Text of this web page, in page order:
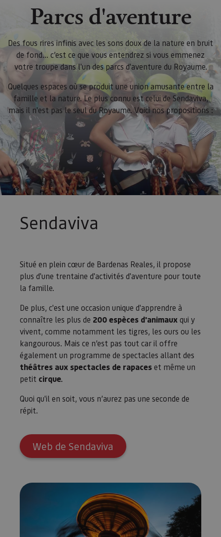
Parcs d'aventure
Des fous rires infinis avec les sons doux de la nature en bruit
de fond… c’est ce que vous entendrez si vous emmenez
votre troupe dans l'un des parcs d'aventure du Royaume.
Quelques espaces où se produit une union amusante entre la
famille et la nature. Le plus connu est celui de Sendaviva,
mais il n'est pas le seul du Royaume. Voici nos propositions :
Sendaviva
Situé en plein cœur de Bardenas Reales, il propose
plus d'une trentaine d'activités d'aventure pour toute
la famille.
De plus, c'est une occasion unique d'apprendre à
connaître les plus de 200 espèces d'animauxqui y
vivent, comme notamment les tigres, les ours ou les
kangourous. Mais ce n’est pas tout car il offre
également un programme de spectacles allant des
théâtres aux spectacles de rapaceset même un
petit cirque.
Quoi qu'il en soit, vous n’aurez pas une seconde de
répit.
Web de Sendaviva